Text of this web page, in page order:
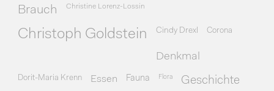
Brauch Christine Lorenz-Lossin
Christoph Goldstein Cindy Drexl Corona
Denkmal
Dorit-Maria Krenn Essen Fauna Flora Geschichte